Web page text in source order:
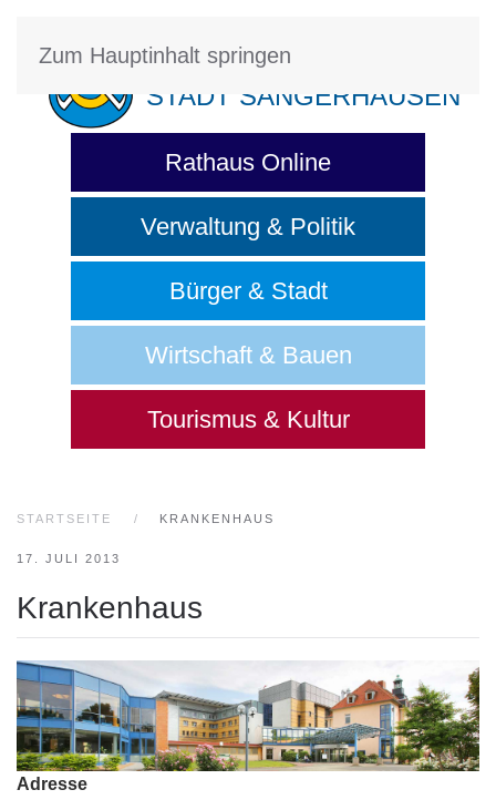
Zum Hauptinhalt springen
STADT SANGERHAUSEN
Rathaus Online
Verwaltung & Politik
Bürger & Stadt
Wirtschaft & Bauen
Tourismus & Kultur
STARTSEITE KRANKENHAUS
17. JULI 2013
Krankenhaus
Adresse